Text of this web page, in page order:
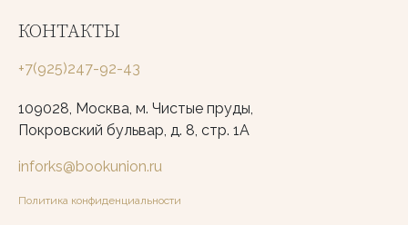
КОНТАКТЫ
+7(925)247-92-43
109028, Москва, м. Чистые пруды,
Покровский бульвар, д. 8, стр. 1А
inforks@bookunion.ru
Политика конфиденциальности